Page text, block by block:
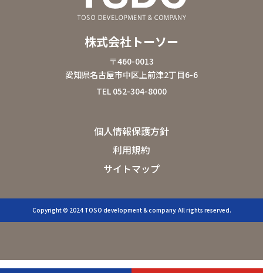
株式会社トーソー
〒460-0013
愛知県名古屋市中区上前津2丁目6-6
TEL 052-304-8000
個人情報保護方針
利用規約
サイトマップ
Copyright © 2024 TOSO development & company. All rights reserved.